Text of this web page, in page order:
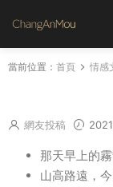
當前位置： 首頁 情感
網友投稿
那天早上的
山高路遠，